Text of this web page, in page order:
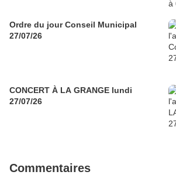
Ordre du jour Conseil Municipal
27/07/26
CONCERT À LA GRANGE lundi
27/07/26
Commentaires